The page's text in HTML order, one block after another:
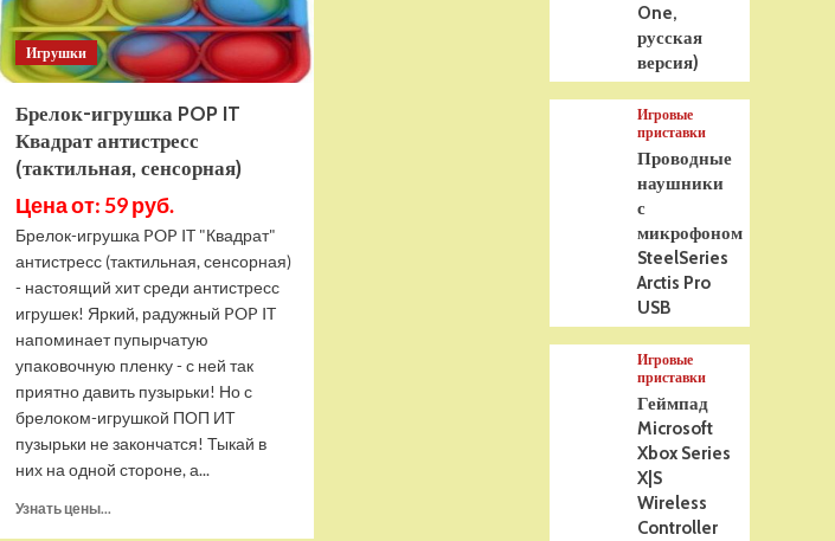
One,
русская
версия)
Игрушки
Брелок-игрушка POP IT
Квадрат антистресс
(тактильная, сенсорная)
Цена от: 59 руб.
Брелок-игрушка POP IT "Квадрат"
антистресс (тактильная, сенсорная)
- настоящий хит среди антистресс
игрушек! Яркий, радужный POP IT
напоминает пупырчатую
упаковочную пленку - с ней так
приятно давить пузырьки! Но с
брелоком-игрушкой ПОП ИТ
пузырьки не закончатся! Тыкай в
них на одной стороне, а...
Узнать цены...
One,
русская
версия)
Игровые
приставки
Проводные
наушники
с
микрофоном
SteelSeries
Arctis Pro
USB
Игровые
приставки
Геймпад
Microsoft
Xbox Series
X|S
Wireless
Controller